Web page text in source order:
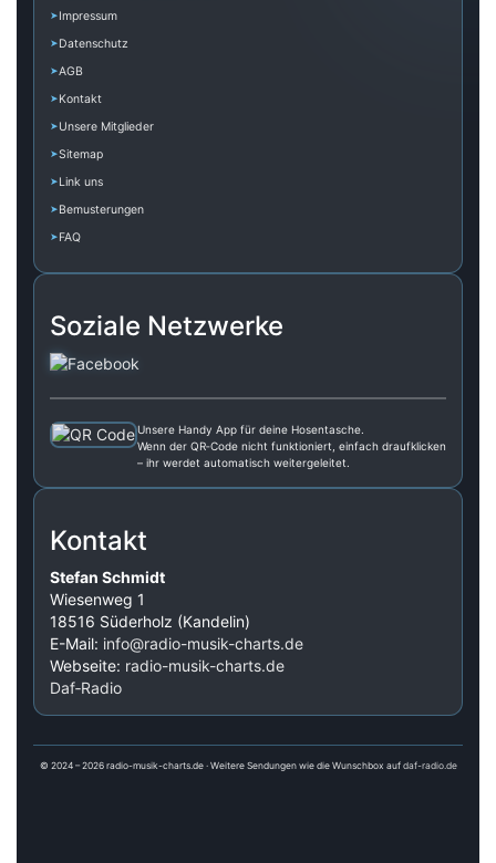
Impressum
Datenschutz
AGB
Kontakt
Unsere Mitglieder
Sitemap
Link uns
Bemusterungen
FAQ
Soziale Netzwerke
Unsere Handy App für deine Hosentasche.
Wenn der QR‑Code nicht funktioniert, einfach draufklicken
– ihr werdet automatisch weitergeleitet.
Kontakt
Stefan Schmidt
Wiesenweg 1
18516 Süderholz (Kandelin)
E-Mail: info@radio-musik-charts.de
Webseite: radio-musik-charts.de
Daf‑Radio
© 2024 – 2026 radio-musik-charts.de · Weitere Sendungen wie die Wunschbox auf daf-radio.de